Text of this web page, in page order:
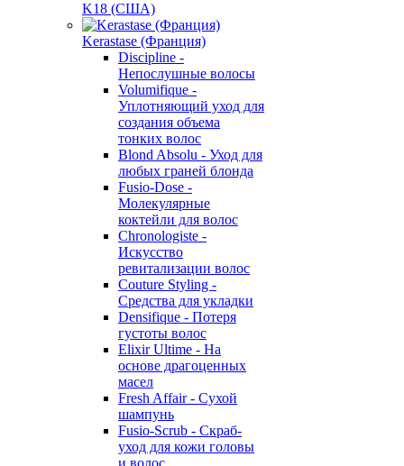
K18 (США)
Kerastase (Франция)
Discipline -
Непослушные волосы
Volumifique -
Уплотняющий уход для
создания объема
тонких волос
Blond Absolu - Уход для
любых граней блонда
Fusio-Dose -
Молекулярные
коктейли для волос
Chronologiste -
Искусство
ревитализации волос
Couture Styling -
Средства для укладки
Densifique - Потеря
густоты волос
Elixir Ultime - На
основе драгоценных
масел
Fresh Affair - Сухой
шампунь
Fusio-Scrub - Скраб-
уход для кожи головы
и волос